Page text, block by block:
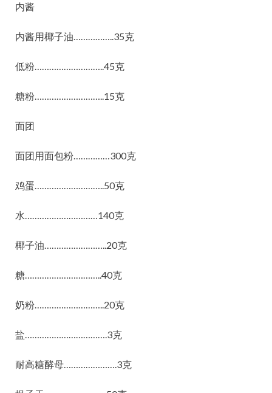
内酱
内酱用椰子油……………..35克
低粉………………………..45克
糖粉………………………..15克
面团
面团用面包粉……………300克
鸡蛋………………………..50克
水…………………………140克
椰子油……………………..20克
糖…………………………..40克
奶粉………………………..20克
盐…………………………….3克
耐高糖酵母………………….3克